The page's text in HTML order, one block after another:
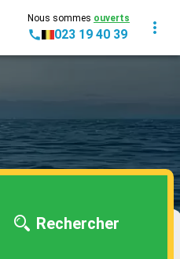
Nous sommes ouverts
023 19 40 39
Rechercher